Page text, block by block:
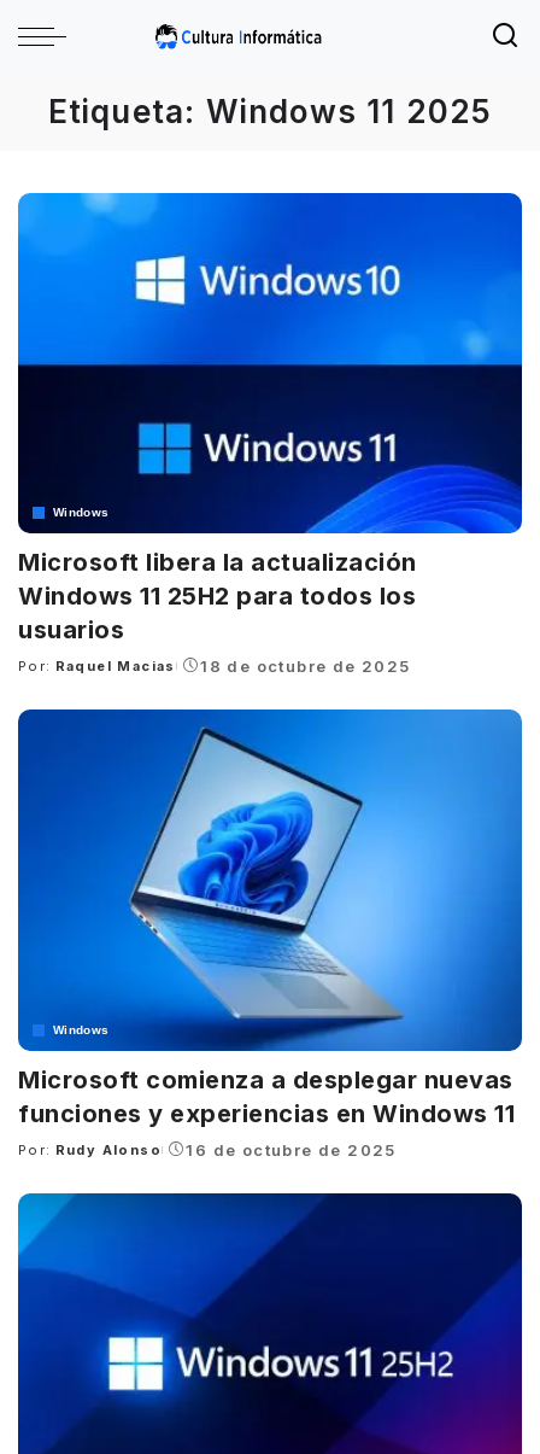
Etiqueta: Windows 11 2025
Windows
Microsoft libera la actualización
Windows 11 25H2 para todos los
usuarios
Posted
Por: Raquel Macias 18 de octubre de 2025
Windows
Microsoft comienza a desplegar nuevas
funciones y experiencias en Windows 11
Posted
Por: Rudy Alonso 16 de octubre de 2025